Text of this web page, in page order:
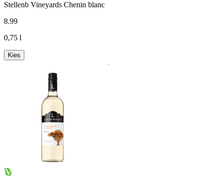
Stellenb Vineyards Chenin blanc
8.99
0,75 l
Kies